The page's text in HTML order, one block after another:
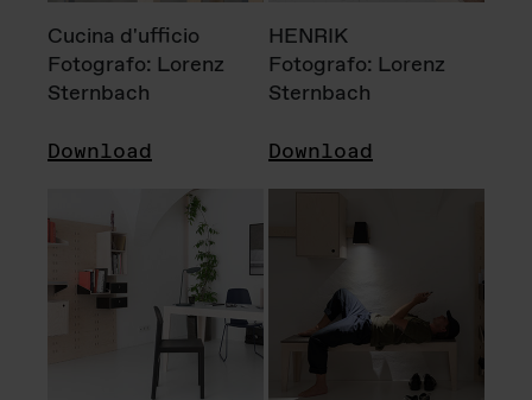
Cucina d'ufficio
Fotografo: Lorenz
Sternbach
Download
HENRIK
Fotografo: Lorenz
Sternbach
Download